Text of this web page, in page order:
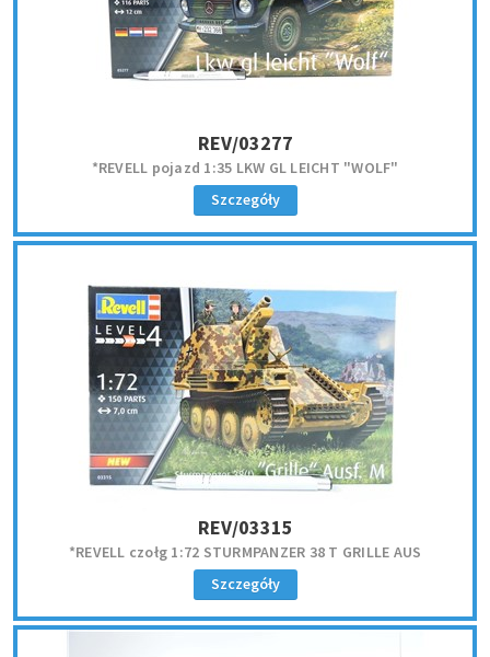
REV/03277
*REVELL pojazd 1:35 LKW GL LEICHT "WOLF"
Szczegóły
REV/03315
*REVELL czołg 1:72 STURMPANZER 38 T GRILLE AUS
Szczegóły